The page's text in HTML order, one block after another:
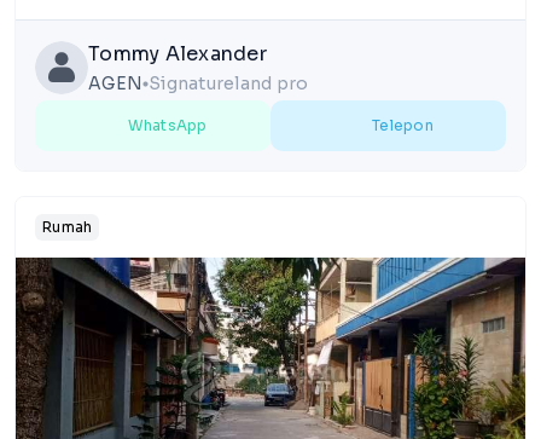
Tommy Alexander
AGEN lens Signatureland pro
WhatsApp Telepon
Rumah